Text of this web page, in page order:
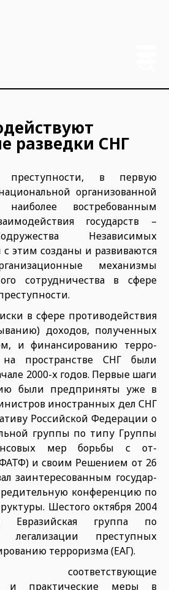
разведки СНГ
преступности, в первую
организованной
наиболее востребованным
государств –
Независимых
с этим созданы и развиваются
механизмы
сотрудничества в сфере
в сфере противодействия
доходов, полученных
и финансированию терро­
пространстве СНГ были
2000-х годов. Первые шаги
были предприняты уже в
иностранных дел СНГ
Российской Федера­ции о
группы по типу Группы
мер борьбы с от­
и своим Решением от 26
заинтересованным государ­
конференцию по
Шестого октября 2004
Евразийская группа по
ле­гализации преступных
терроризма (ЕАГ).
соответствующие
и практические меры в